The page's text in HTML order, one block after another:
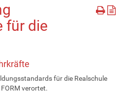
für die
für die Realschule
verortet.